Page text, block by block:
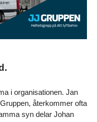
i organisationen. Jan
återkommer ofta
syn delar Johan